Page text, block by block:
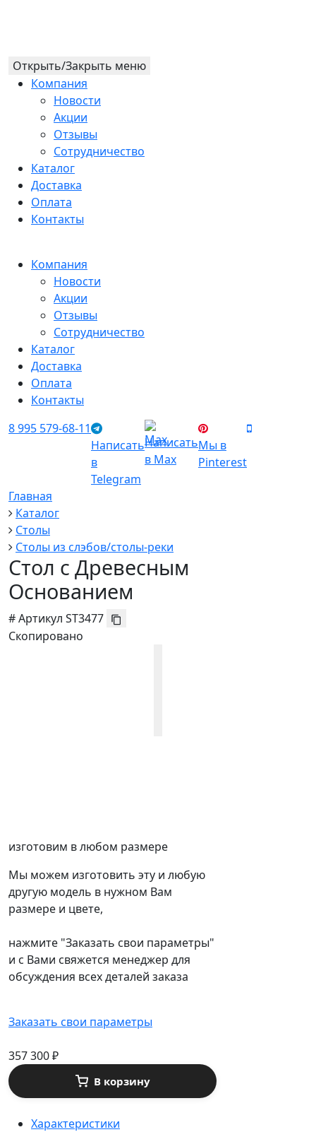
Открыть/Закрыть меню
Компания
Новости
Акции
Отзывы
Сотрудничество
Каталог
Доставка
Оплата
Контакты
Компания
Новости
Акции
Отзывы
Сотрудничество
Каталог
Доставка
Оплата
Контакты
8 995 579-68-11
Написать
в
Telegram
Написать
в Max
Мы в
Pinterest
Главная
Каталог
Столы
Столы из слэбов/столы-реки
Стол с Древесным
Основанием
#Артикул ST3477
Скопировано
изготовим в любом размере
Мы можем изготовить эту и любую
другую модель в нужном Вам
размере и цвете,
нажмите "Заказать свои параметры"
и с Вами свяжется менеджер для
обсуждения всех деталей заказа
Заказать свои параметры
357 300₽
В корзину
Характеристики